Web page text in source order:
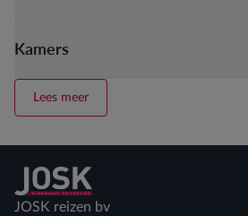
Kamers
Lees meer
Terug naar home
JOSK reizen bv